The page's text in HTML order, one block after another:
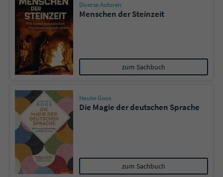
Diverse Autoren
Menschen der Steinzeit
zum Sachbuch
Hauke Goos
Die Magie der deutschen Sprache
zum Sachbuch